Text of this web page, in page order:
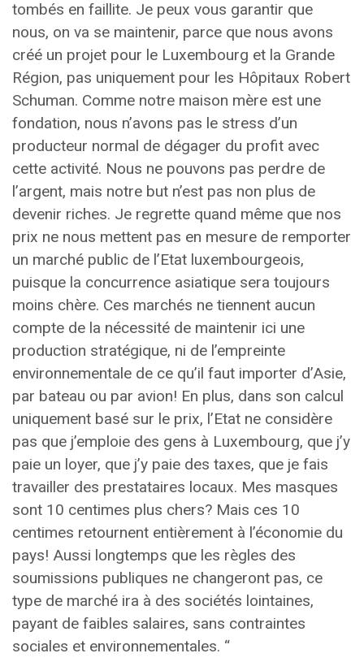
tombés en faillite. Je peux vous garantir que
nous, on va se maintenir, parce que nous avons
créé un projet pour le Luxembourg et la Grande
Région, pas uniquement pour les Hôpitaux Robert
Schuman. Comme notre maison mère est une
fondation, nous n’avons pas le stress d’un
producteur normal de dégager du profit avec
cette activité. Nous ne pouvons pas perdre de
l’argent, mais notre but n’est pas non plus de
devenir riches. Je regrette quand même que nos
prix ne nous mettent pas en mesure de remporter
un marché public de l’Etat luxembourgeois,
puisque la concurrence asiatique sera toujours
moins chère. Ces marchés ne tiennent aucun
compte de la nécessité de maintenir ici une
production stratégique, ni de l’empreinte
environnementale de ce qu’il faut importer d’Asie,
par bateau ou par avion! En plus, dans son calcul
uniquement basé sur le prix, l’Etat ne considère
pas que j’emploie des gens à Luxembourg, que j’y
paie un loyer, que j’y paie des taxes, que je fais
travailler des prestataires locaux. Mes masques
sont 10 centimes plus chers? Mais ces 10
centimes retournent entièrement à l’économie du
pays! Aussi longtemps que les règles des
soumissions publiques ne changeront pas, ce
type de marché ira à des sociétés lointaines,
payant de faibles salaires, sans contraintes
sociales et environnementales. “